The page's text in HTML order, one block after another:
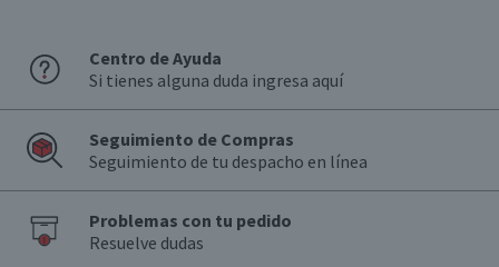
Centro de Ayuda
Si tienes alguna duda ingresa aquí
Seguimiento de Compras
Seguimiento de tu despacho en línea
Problemas con tu pedido
Resuelve dudas